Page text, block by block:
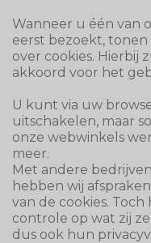
Wanneer u één van
eerst bezoekt,
over cookies. Hierbij
akkoord voor het
U kunt via uw
uitschakelen, maar
onze webwinkels
meer.
Met andere
hebben wij
van de cookies.
controle op wat zij
dus ook hun